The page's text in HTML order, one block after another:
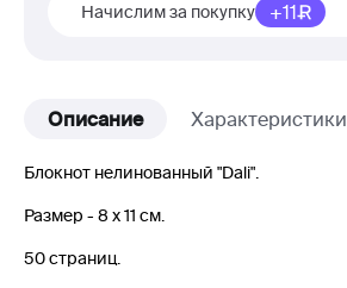
Начислим за покупку +11
Описание Характеристики
Блокнот нелинованный "Dali".
Размер - 8 х 11 см.
50 страниц.